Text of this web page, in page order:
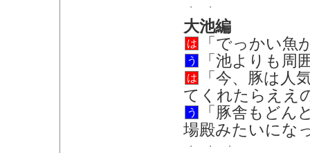
大池編
は 「でっかい魚
う 「池よりも周
は
「今、豚は人
てくれたらええ
う
「豚舎もどん
場殿みたいにな